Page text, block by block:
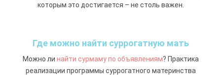
которым это достигается – не столь важен.
Где можно найти суррогатную мать
Можно ли найти сурмаму по объявлениям? Практика
реализации программы суррогатного материнства